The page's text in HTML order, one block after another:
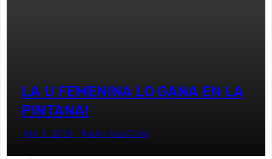
LA U FEMENINA LO GANA EN LA
PINTANA!
Abr 2, 2024 Radio AzulChile